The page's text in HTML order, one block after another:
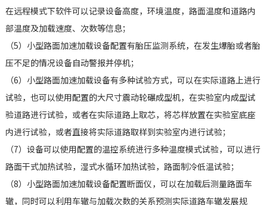
在远程模式下软件可以记录设备高度，环境温度，路面温度和道路内
部温度及加载速度、次数等信息；
（5）小型路面加速加载设备配置有胎压监测系统，在发生爆胎或者胎
压不足的情况设备自动警报并停机；
（6）小型路面加速加载设备有多种试验方式，可以在实际道路上进行
试验，也可以使用配置的大尺寸震动轮碾成型机，在实验室内成型试
验道路进行试验，或者在实际道路上取芯，将芯样放置在实验室底座
内进行试验，或者直接将实际道路取样到实验室内进行试验；
（7）设备可以使用配置的温控系统进行多种温度模式试验，可以进行
路面干式加热试验，湿式水循环加热试验，路面制冷低温试验；
（8）小型路面加速加载设备配置断面仪，可以在加载后测量路面车
辙，同时可以利用车辙与加载次数的关系预测实际道路车辙发展规